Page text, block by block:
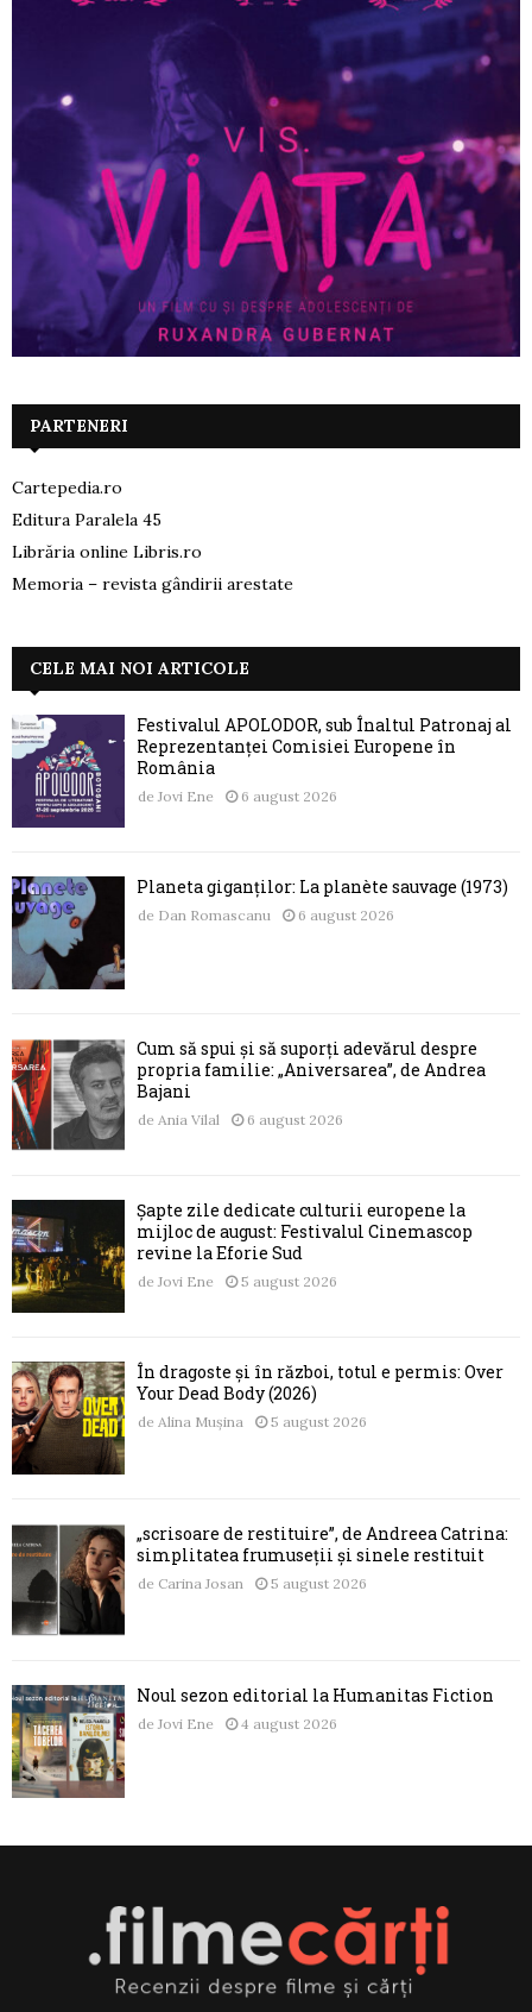
PARTENERI
Cartepedia.ro
Editura Paralela 45
Librăria online Libris.ro
Memoria – revista gândirii arestate
CELE MAI NOI ARTICOLE
Festivalul APOLODOR, sub Înaltul Patronaj al
Reprezentanței Comisiei Europene în
România
de Jovi Ene 6 august 2026
Planeta giganților: La planète sauvage (1973)
de Dan Romascanu 6 august 2026
Cum să spui și să suporți adevărul despre
propria familie: „Aniversarea”, de Andrea
Bajani
de Ania Vilal 6 august 2026
Șapte zile dedicate culturii europene la
mijloc de august: Festivalul Cinemascop
revine la Eforie Sud
de Jovi Ene 5 august 2026
În dragoste și în război, totul e permis: Over
Your Dead Body (2026)
de Alina Mușina 5 august 2026
„scrisoare de restituire”, de Andreea Catrina:
simplitatea frumuseții și sinele restituit
de Carina Josan 5 august 2026
Noul sezon editorial la Humanitas Fiction
de Jovi Ene 4 august 2026